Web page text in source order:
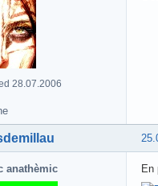
28.07.2006
anathèmic En